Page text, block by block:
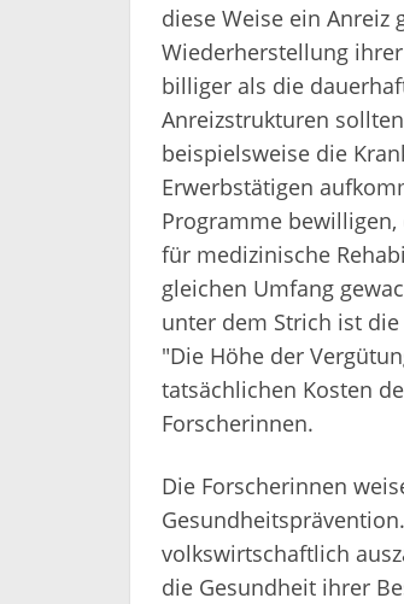
diese Weise ein
Wiederherstellung
billiger als die
Anreizstrukturen
beispielsweise die
Erwerbstätigen
Programme
für medizinische
gleichen Umfang
unter dem Strich ist
"Die Höhe der
tatsächlichen Kosten
Forscherinnen.
Die Forscherinnen
volkswirtschaftlich
die Gesundheit ihrer